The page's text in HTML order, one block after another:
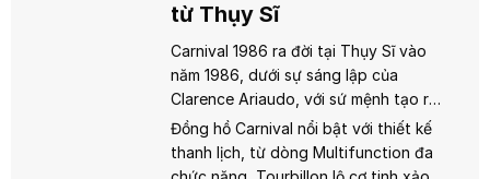
từ Thụy Sĩ
Carnival 1986 ra đời tại Thụy Sĩ vào
năm 1986, dưới sự sáng lập của
Clarence Ariaudo, với sứ mệnh tạo ra
những chiếc đồng hồ sang trọng, bền
bỉ và chính xác. Kết hợp giữa truyền
thống chế tác Thụy Sĩ và công nghệ
Đồng hồ Carnival nổi bật với thiết kế
thanh lịch, từ dòng Multifunction đa